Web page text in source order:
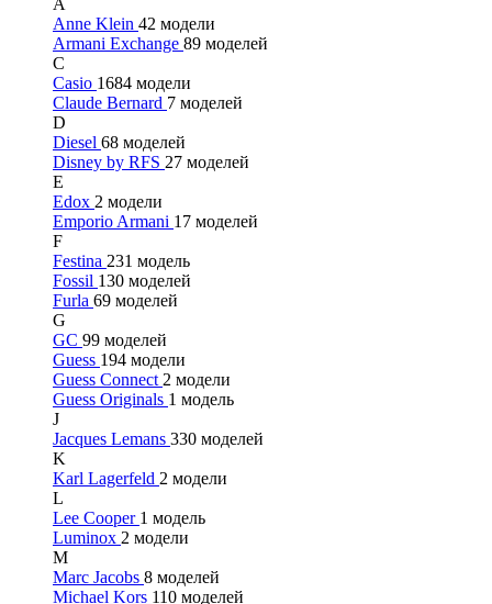
A
Anne Klein 42 модели
Armani Exchange 89 моделей
C
Casio 1684 модели
Claude Bernard 7 моделей
D
Diesel 68 моделей
Disney by RFS 27 моделей
E
Edox 2 модели
Emporio Armani 17 моделей
F
Festina 231 модель
Fossil 130 моделей
Furla 69 моделей
G
GC 99 моделей
Guess 194 модели
Guess Connect 2 модели
Guess Originals 1 модель
J
Jacques Lemans 330 моделей
K
Karl Lagerfeld 2 модели
L
Lee Cooper 1 модель
Luminox 2 модели
M
Marc Jacobs 8 моделей
Michael Kors 110 моделей